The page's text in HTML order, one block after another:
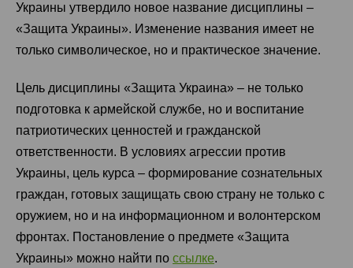
Украины утвердило новое название дисциплины –
«Защита Украины». Изменение названия имеет не
только символическое, но и практическое значение.
Цель дисциплины «Защита Украина» – не только
подготовка к армейской службе, но и воспитание
патриотических ценностей и гражданской
ответственности. В условиях агрессии против
Украины, цель курса – формирование сознательных
граждан, готовых защищать свою страну не только с
оружием, но и на информационном и волонтерском
фронтах. Постановление о предмете «Защита
Украины» можно найти по ссылке.